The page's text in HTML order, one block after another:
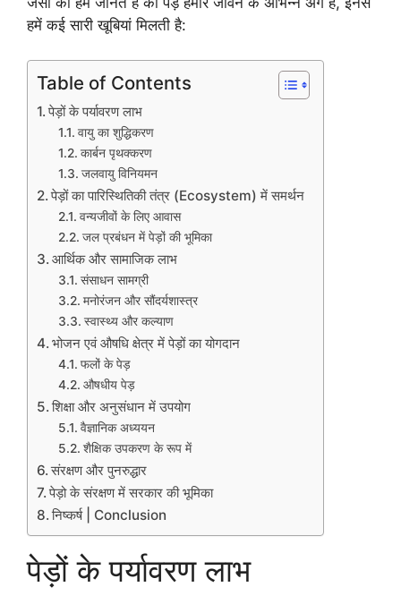
हमें कई सारी खूबियां मिलती है:
Table of Contents
पेड़ों के पर्यावरण लाभ
वायु का शुद्धिकरण
कार्बन पृथक्करण
जलवायु विनियमन
पेड़ों का पारिस्थितिकी तंत्र (Ecosystem) में समर्थन
वन्यजीवों के लिए आवास
जल प्रबंधन में पेड़ों की भूमिका
आर्थिक और सामाजिक लाभ
संसाधन सामग्री
मनोरंजन और सौंदर्यशास्त्र
स्वास्थ्य और कल्याण
भोजन एवं औषधि क्षेत्र में पेड़ों का योगदान
फलों के पेड़
औषधीय पेड़
शिक्षा और अनुसंधान में उपयोग
वैज्ञानिक अध्ययन
शैक्षिक उपकरण के रूप में
संरक्षण और पुनरुद्धार
पेड़ो के संरक्षण में सरकार की भूमिका
निष्कर्ष | Conclusion
पेड़ों के पर्यावरण लाभ